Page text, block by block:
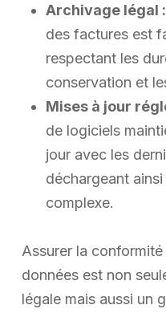
Archivage légal :
des factures est
respectant les
conservation et
Mises à jour
de logiciels
jour avec les
déchargeant
complexe.
Assurer la
données est non
légale mais aussi un